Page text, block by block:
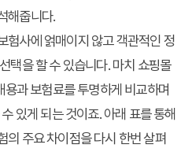
해줍니다.
험사에 얽매이지 않고 객관적인 정
택을 할 수 있습니다. 마치 쇼핑몰
과 보험료를 투명하게 비교하며
있게 되는 것이죠. 아래 표를 통해
의 주요 차이점을 다시 한번 살펴